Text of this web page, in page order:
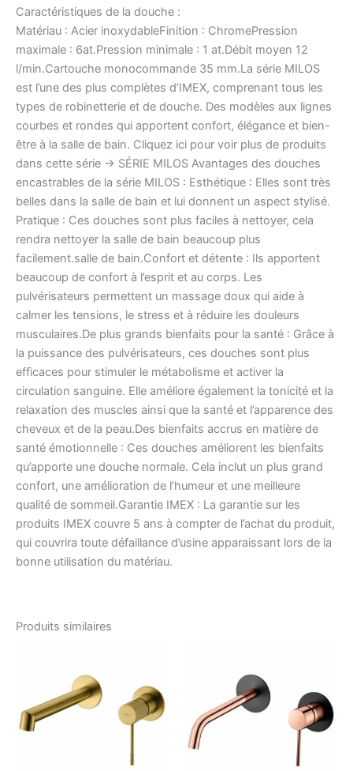
Caractéristiques de la douche :
Matériau : Acier inoxydableFinition : ChromePression
maximale : 6at.Pression minimale : 1 at.Débit moyen 12
l/min.Cartouche monocommande 35 mm.La série MILOS
est l’une des plus complètes d’IMEX, comprenant tous les
types de robinetterie et de douche. Des modèles aux lignes
courbes et rondes qui apportent confort, élégance et bien-
être à la salle de bain. Cliquez ici pour voir plus de produits
dans cette série -> SÉRIE MILOS Avantages des douches
encastrables de la série MILOS : Esthétique : Elles sont très
belles dans la salle de bain et lui donnent un aspect stylisé.
Pratique : Ces douches sont plus faciles à nettoyer, cela
rendra nettoyer la salle de bain beaucoup plus
facilement.salle de bain.Confort et détente : Ils apportent
beaucoup de confort à l’esprit et au corps. Les
pulvérisateurs permettent un massage doux qui aide à
calmer les tensions, le stress et à réduire les douleurs
musculaires.De plus grands bienfaits pour la santé : Grâce à
la puissance des pulvérisateurs, ces douches sont plus
efficaces pour stimuler le métabolisme et activer la
circulation sanguine. Elle améliore également la tonicité et la
relaxation des muscles ainsi que la santé et l’apparence des
cheveux et de la peau.Des bienfaits accrus en matière de
santé émotionnelle : Ces douches améliorent les bienfaits
qu’apporte une douche normale. Cela inclut un plus grand
confort, une amélioration de l’humeur et une meilleure
qualité de sommeil.Garantie IMEX : La garantie sur les
produits IMEX couvre 5 ans à compter de l’achat du produit,
qui couvrira toute défaillance d’usine apparaissant lors de la
bonne utilisation du matériau.
Produits similaires